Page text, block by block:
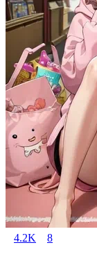
4.2K 8